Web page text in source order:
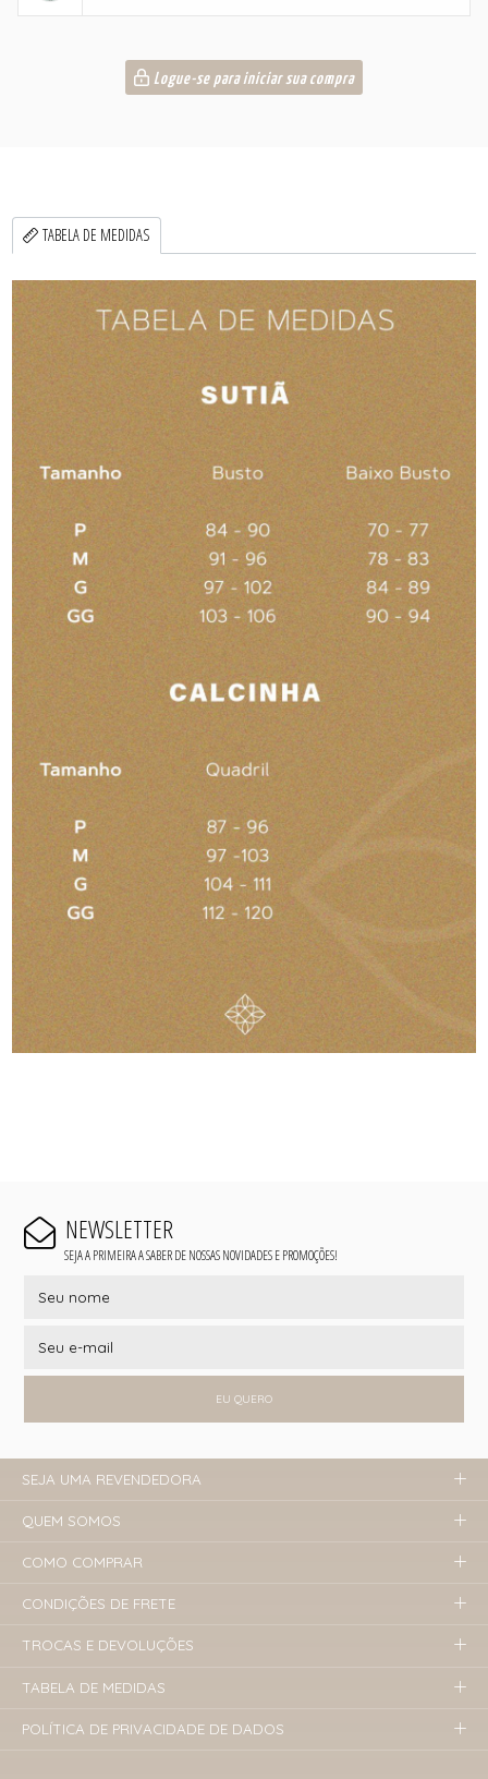
Logue-se para iniciar sua compra
TABELA DE MEDIDAS
NEWSLETTER
SEJA A PRIMEIRA A SABER DE NOSSAS NOVIDADES E PROMOÇÕES!
EU QUERO
SEJA UMA REVENDEDORA
QUEM SOMOS
COMO COMPRAR
CONDIÇÕES DE FRETE
TROCAS E DEVOLUÇÕES
TABELA DE MEDIDAS
POLÍTICA DE PRIVACIDADE DE DADOS